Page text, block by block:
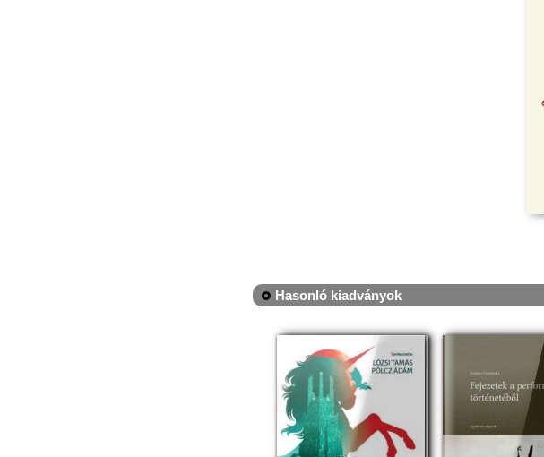
Hasonló kiadványok